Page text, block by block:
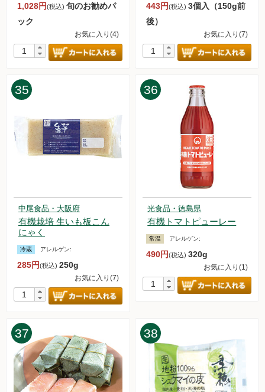
1,028円(税込) 旬のお勧めパ
ック
お気に入り(4)
443円(税込)3個入（150g前
後）
お気に入り(7)
35
中尾食品・大阪府
有機栽培 生いも板こん
にゃく
冷蔵 アレルゲン:
285円(税込) 250g
お気に入り(7)
36
光食品・徳島県
有機トマトピューレー
常温 アレルゲン:
490円(税込)320g
お気に入り(1)
37 38